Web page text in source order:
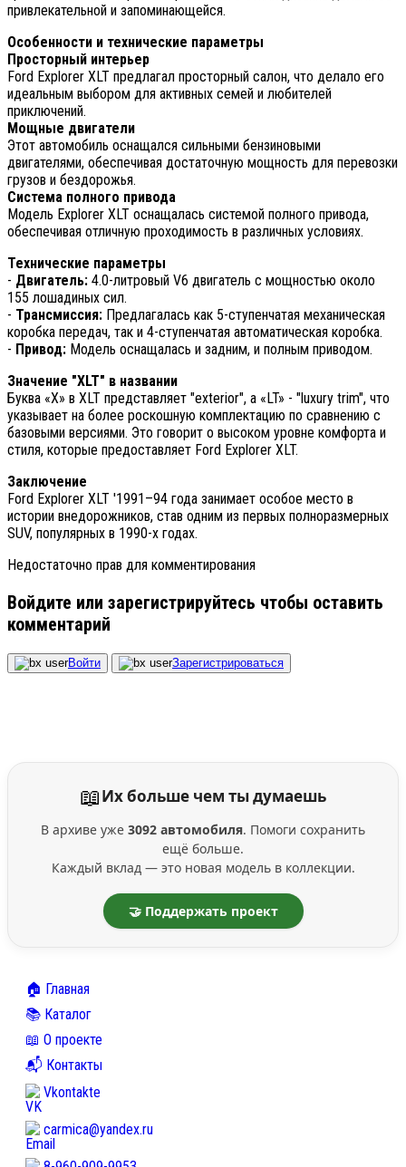
привлекательной и запоминающейся.
Особенности и технические параметры
Просторный интерьер
Ford Explorer XLT предлагал просторный салон, что делало его
идеальным выбором для активных семей и любителей
приключений.
Мощные двигатели
Этот автомобиль оснащался сильными бензиновыми
двигателями, обеспечивая достаточную мощность для перевозки
грузов и бездорожья.
Система полного привода
Модель Explorer XLT оснащалась системой полного привода,
обеспечивая отличную проходимость в различных условиях.
Технические параметры
- Двигатель: 4.0-литровый V6 двигатель с мощностью около
155 лошадиных сил.
- Трансмиссия: Предлагалась как 5-ступенчатая механическая
коробка передач, так и 4-ступенчатая автоматическая коробка.
- Привод: Модель оснащалась и задним, и полным приводом.
Значение "XLT" в названии
Буква «X» в XLT представляет "exterior", а «LT» - "luxury trim", что
указывает на более роскошную комплектацию по сравнению с
базовыми версиями. Это говорит о высоком уровне комфорта и
стиля, которые предоставляет Ford Explorer XLT.
Заключение
Ford Explorer XLT '1991–94 года занимает особое место в
истории внедорожников, став одним из первых полноразмерных
SUV, популярных в 1990-х годах.
Недостаточно прав для комментирования
Войдите или зарегистрируйтесь чтобы оставить
комментарий
Войти Зарегистрироваться
📖Их больше чем ты думаешь
В архиве уже 3092 автомобиля. Помоги сохранить
ещё больше.
Каждый вклад — это новая модель в коллекции.
🤝 Поддержать проект
🏠 Главная
📚 Каталог
📖 О проекте
📬 Контакты
Vkontakte
carmica@yandex.ru